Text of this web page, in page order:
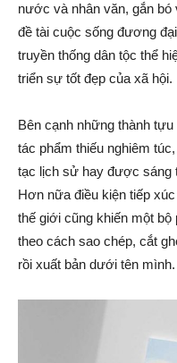
nước và nhân văn, gắn
đề tài cuộc sống đương
truyền thống dân tộc thể
triển sự tốt đẹp của xã hội.
Bên cạnh những thành
tác phẩm thiếu nghiêm
tạc lịch sử hay được sáng
Hơn nữa điều kiện tiếp
thế giới cũng khiến một bộ
theo cách sao chép, cắt
rồi xuất bản dưới tên mình.